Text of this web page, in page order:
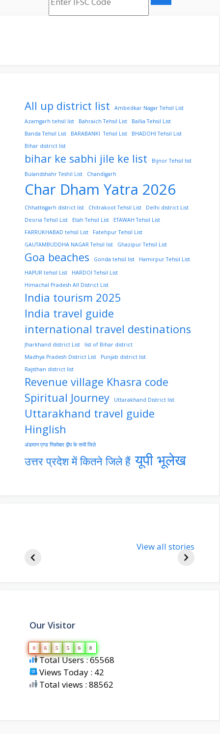
All up district list
Ambedkar Nagar Tehsil List
Azamgarh tehsil list
Bahraich Tehsil List
Ballia Tehsil List
Banda Tehsil List
BARABANKI Tehsil List
BHADOHI Tehsil List
Bihar district list
bihar ke sabhi jile ke list
Bijnor Tehsil list
Bulandshahr Teshil List
Chandigarh
Char Dham Yatra 2026
Chhattisgarh district list Chitrakoot Tehsil List
Delhi district List
Deoria Tehsil List
Etah Tehsil List
ETAWAH Tehsil List
FARRUKHABAD tehsil List
Fatehpur Tehsil List
GAUTAMBUDDHA NAGAR Tehsil list
Ghazipur Tehsil List
Goa beaches Gonda tehsil list
Hamirpur Tehsil List
HAPUR tehsil List
HARDOI Tehsil List
Himachal Pradesh All District List
India tourism 2025
India travel guide
international travel destinations
Jharkhand district List
list of Bihar district
Madhya Pradesh District List
Punjab district list
Rajsthan district list
Revenue village Khasra code
Spiritual Journey
Uttarakhand District list
Uttarakhand travel guide
Hinglish
अंडमान एण्ड निकोबार द्वीप के सभी जिले
उत्तर प्रदेश में कितने जिले हैं यूपी भूलेख
bjp-india-
about
View all stories
Our Visitor
0 6 5 5 6 8
Total Users : 65568
Views Today : 42
Total views : 88562